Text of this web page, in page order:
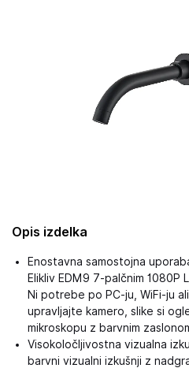
Opis izdelka
Enostavna samostojna
Elikliv EDM9 7-palčnim 1080P
Ni potrebe po PC-ju, WiFi-ju
upravljajte kamero, slike si
mikroskopu z barvnim
Visokoločljivostna vizualna
barvni vizualni izkušnji z